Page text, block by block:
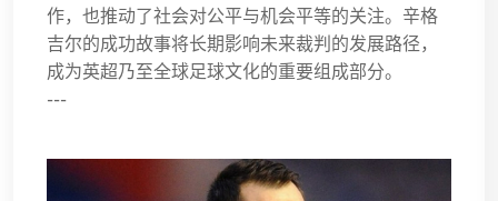
作，也推动了社会对公平与机会平等的关注。辛格
吉尔的成功故事将长期影响未来裁判的发展路径，
成为英超乃至全球足球文化的重要组成部分。
---